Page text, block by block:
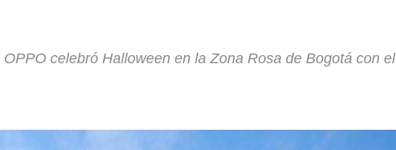
celebró Halloween en la Zona Rosa de Bogotá con el